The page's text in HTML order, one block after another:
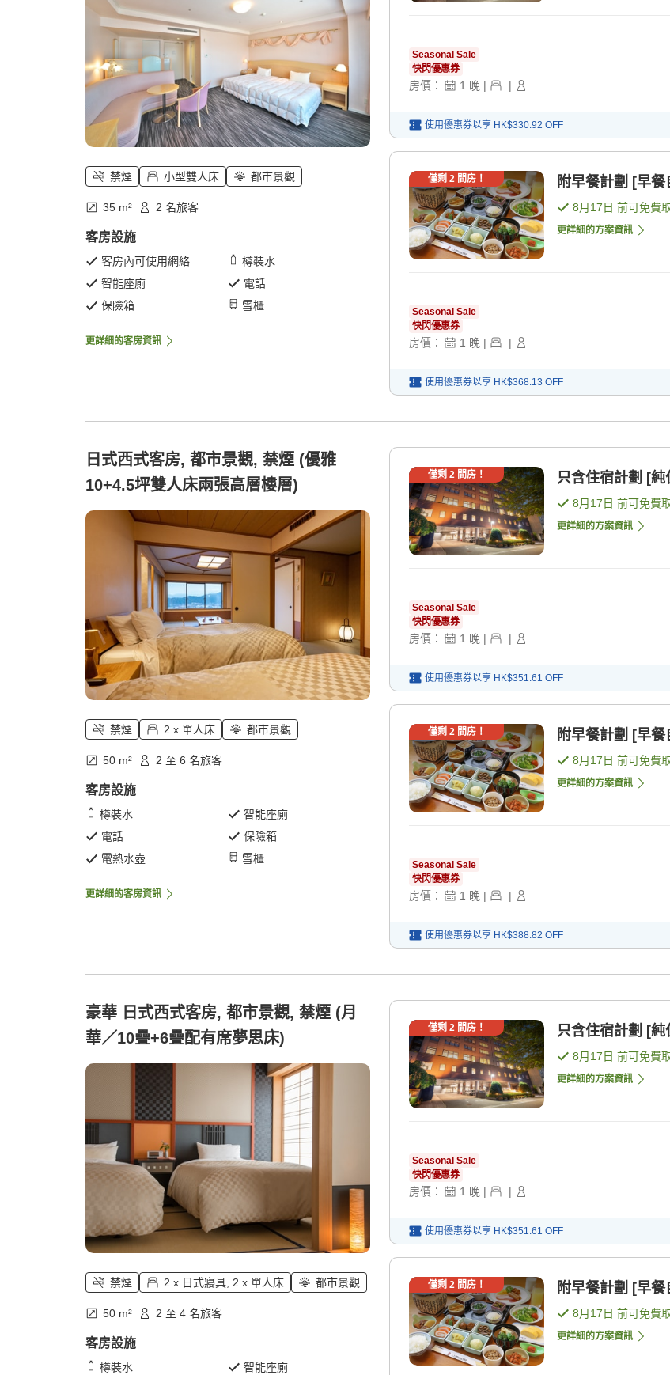
禁煙 小型雙人床 都市景觀
35 m² 2 名旅客
客房設施
客房內可使用網絡
樽裝水
智能座廁
電話
保險箱
雪櫃
更詳細的客房資訊
Seasonal Sale
快閃優惠券
房價： 1 晚 | |
使用優惠券以享 HK$330.92 OFF
僅剩 2間房！ 附早餐計劃 [早餐
8月17日 前可免費
更詳細的方案資訊
Seasonal Sale
快閃優惠券
房價： 1 晚 | |
使用優惠券以享 HK$368.13 OFF
日式西式客房, 都市景觀, 禁煙 (優雅
10+4.5坪雙人床兩張高層樓層)
禁煙 2 x 單人床 都市景觀
50 m² 2 至 6 名旅客
客房設施
樽裝水
智能座廁
電話
保險箱
電熱水壺
雪櫃
更詳細的客房資訊
僅剩 2間房！ 只含住宿計劃 [純
8月17日 前可免費
更詳細的方案資訊
Seasonal Sale
快閃優惠券
房價： 1 晚 | |
使用優惠券以享 HK$351.61 OFF
僅剩 2間房！ 附早餐計劃 [早餐
8月17日 前可免費
更詳細的方案資訊
Seasonal Sale
快閃優惠券
房價： 1 晚 | |
使用優惠券以享 HK$388.82 OFF
豪華 日式西式客房, 都市景觀, 禁煙 (月
華／10疊+6疊配有席夢思床)
禁煙 2 x 日式寢具, 2 x 單人床 都市景觀
50 m² 2 至 4 名旅客
客房設施
樽裝水 智能座廁
僅剩 2間房！ 只含住宿計劃 [純
8月17日 前可免費
更詳細的方案資訊
Seasonal Sale
快閃優惠券
房價： 1 晚 | |
使用優惠券以享 HK$351.61 OFF
僅剩 2間房！ 附早餐計劃 [早餐
8月17日 前可免費
更詳細的方案資訊